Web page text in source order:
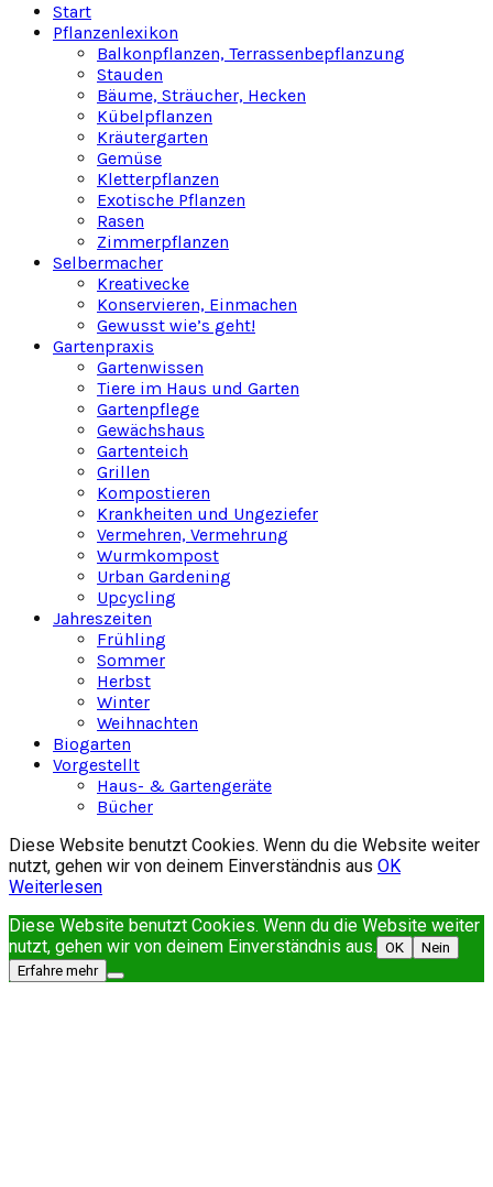
Start
Pflanzenlexikon
Balkonpflanzen, Terrassenbepflanzung
Stauden
Bäume, Sträucher, Hecken
Kübelpflanzen
Kräutergarten
Gemüse
Kletterpflanzen
Exotische Pflanzen
Rasen
Zimmerpflanzen
Selbermacher
Kreativecke
Konservieren, Einmachen
Gewusst wie’s geht!
Gartenpraxis
Gartenwissen
Tiere im Haus und Garten
Gartenpflege
Gewächshaus
Gartenteich
Grillen
Kompostieren
Krankheiten und Ungeziefer
Vermehren, Vermehrung
Wurmkompost
Urban Gardening
Upcycling
Jahreszeiten
Frühling
Sommer
Herbst
Winter
Weihnachten
Biogarten
Vorgestellt
Haus- & Gartengeräte
Bücher
Diese Website benutzt Cookies. Wenn du die Website weiter
nutzt, gehen wir von deinem Einverständnis aus OK
Weiterlesen
Diese Website benutzt Cookies. Wenn du die Website weiter
nutzt, gehen wir von deinem Einverständnis aus. OK
Nein
Erfahre mehr